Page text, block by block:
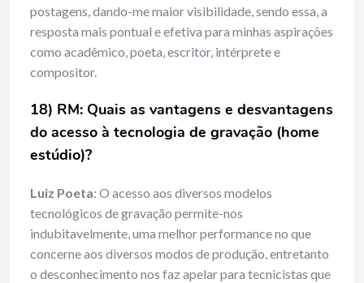
postagens, dando-me maior visibilidade, sendo essa, a
resposta mais pontual e efetiva para minhas aspirações
como acadêmico, poeta, escritor, intérprete e
compositor.
18) RM: Quais as vantagens e desvantagens
do acesso à tecnologia de gravação (home
estúdio)?
Luiz Poeta: O acesso aos diversos modelos
tecnológicos de gravação permite-nos
indubitavelmente, uma melhor performance no que
concerne aos diversos modos de produção, entretanto
o desconhecimento nos faz apelar para tecnicistas que